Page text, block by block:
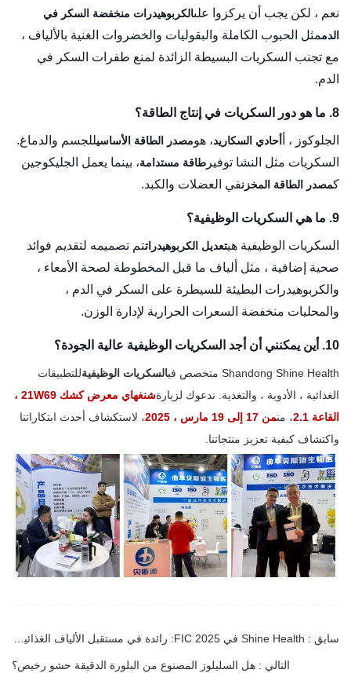
نعم ، لكن يجب أن يركزوا علىالكربوهيدرات منخفضة السكر في
الدممثل الحبوب الكاملة والبقوليات والخضروات الغنية بالألياف ،
مع تجنب السكريات البسيطة الزائدة لمنع طفرات السكر في
الدم.
8. ما هو دور السكريات في إنتاج الطاقة؟
الجلوكوز ، أ أحادي السكاريد، هومصدر الطاقة الأساسيللجسم والدماغ.
السكريات مثل النشا توفير طاقة مستدامة، بينما يعمل الجليكوجين
كمصدر الطاقة المخزنفي العضلات والكبد.
9. ما هي السكريات الوظيفية؟
السكريات الوظيفية هيتعديل الكربوهيدراتتم تصميمه لتقديم فوائد
صحية إضافية ، مثل ألياف ما قبل المخطوطة لصحة الأمعاء ،
والكربوهيدرات البطيئة للسيطرة على السكر في الدم ،
والمحليات منخفضة السعرات الحرارية لإدارة الوزن.
10. أين يمكنني أن أجد السكريات الوظيفية عالية الجودة؟
Shandong Shine Health متخصص في السكريات الوظيفيةللتطبيقات
الغذائية ، الأدوية ، والتغذية. ندعوك لزيارة
شنغهاي معرض كشك 21W69 ،
القاعة 2.1
، منمن 17 إلى 19 مارس ، 2025
، لاستكشاف أحدث ابتكاراتنا
واكتشاف كيفية تعزيز منتجاتنا.
التالي : هل السليلوز المصنوع من البلورة الدقيقة حشو رخيص؟